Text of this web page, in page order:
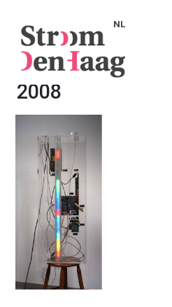
NL
Barbara Visser,
2008